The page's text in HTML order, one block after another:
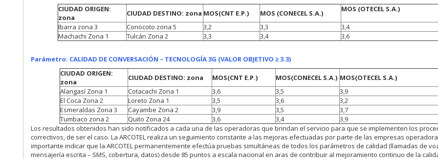
CIUDAD ORIGEN:
zona
CIUDAD DESTINO: zona MOS(CNT E.P.) MOS (CONECEL S.A.) MOS (OTECEL S.A.)
Ibarra zona 3 Conocoto zona 5 3,2 3,3
3,4
Machachi Zona 1
Tulcán Zona 2 3,3 3,4 3,6
Parámetro: CALIDAD DE CONVERSACIÓN – TECNOLOGÍA 3G (VALOR OBJETIVO ≥ 3.3)
CIUDAD ORIGEN:
zona
CIUDAD DESTINO: zona MOS(CNT E.P.) MOS(CONECEL S.A.) MOS(OTECEL S.A.)
Alangasí Zona 1
Cotacachi Zona 1 3,6 3,5
3,9
El Coca Zona 2
Loreto Zona 1 3,5 3,6
3,2
Esmeraldas Zona 3
Cayambe Zona 2 3,9 3,5
3,7
Tumbaco zona 2
Quito Zona 24 3,6 3,4
3,9
Los resultados obtenidos han sido notificados a cada una de las operadoras que brindan el servicio para que se implementen los
correctivos, de ser el caso. La ARCOTEL realiza un seguimiento constante a las mejoras efectuadas por parte de las empresas
importante indicar que la ARCOTEL permanentemente efectúa pruebas simultáneas de todos los parámetros de calidad (llamadas de
mensajería escrita – SMS, cobertura, datos) desde 85 puntos a escala nacional en aras de contribuir al mejoramiento continuo de la